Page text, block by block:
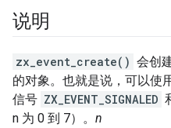
说明
zx_event_create() 会创
的对象。也就是说，可以使
信号 ZX_EVENT_SIGNALED
n 为 0 到 7）。 n